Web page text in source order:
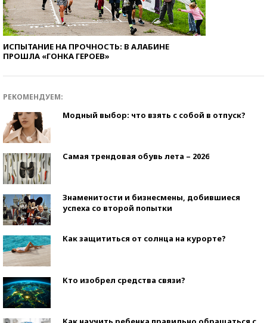
ИСПЫТАНИЕ НА ПРОЧНОСТЬ: В АЛАБИНЕ
ПРОШЛА «ГОНКА ГЕРОЕВ»
РЕКОМЕНДУЕМ:
Модный выбор: что взять с собой в отпуск?
Самая трендовая обувь лета – 2026
Знаменитости и бизнесмены, добившиеся
успеха со второй попытки
Как защититься от солнца на курорте?
Кто изобрел средства связи?